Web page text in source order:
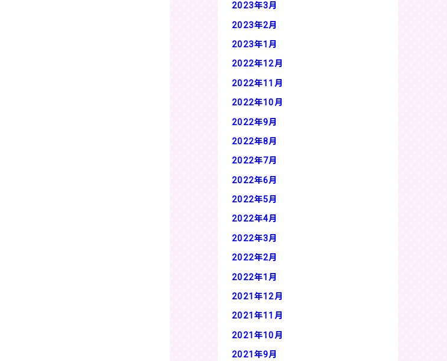
2023年3月
2023年2月
2023年1月
2022年12月
2022年11月
2022年10月
2022年9月
2022年8月
2022年7月
2022年6月
2022年5月
2022年4月
2022年3月
2022年2月
2022年1月
2021年12月
2021年11月
2021年10月
2021年9月